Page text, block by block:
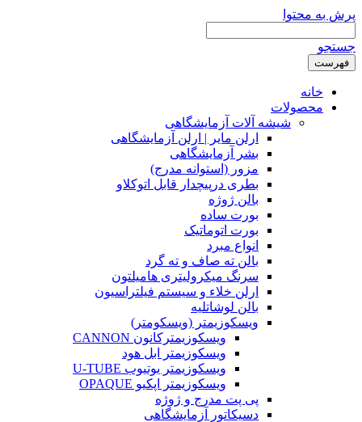
شیشه آلات آزمایشگاهی
ارلن مایر | ارلن آزمایشگاهی
بشر آزمایشگاهی
مزور (استوانه مدرج)
بطری درپیچدار قابل اتوکلاو
بالن ژوژه
بورت ساده
بورت اتوماتیک
انواع مبرد
بالن ته صاف و ته گرد
سرنگ میکرولیتری هامیلتون
ارلن خلاء و سیستم فیلتراسیون
بالن لوشاتلیه
ویسکوزیمتر (ویسکومتر)
ویسکوزیمترکانون CANNON
ویسکوزیمتر ابل هود
ویسکوزیمتر یوتیوب U-TUBE
ویسکوزیمتر اپکیو OPAQUE
پی پت مدرج و ژوژه
دسیکاتور آزمایشگاهی